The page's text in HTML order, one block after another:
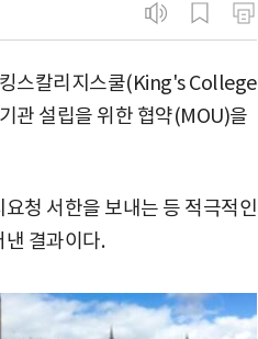
스칼리지스쿨(King's College
관 설립을 위한 협약(MOU)을
청 서한을 보내는 등 적극적인
결과이다.